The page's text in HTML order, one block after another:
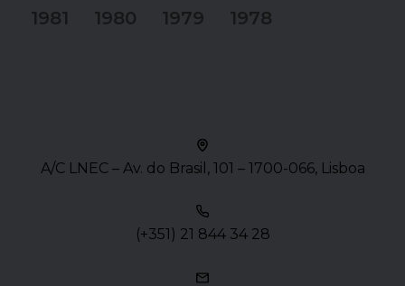
1981
1980 1979 1978
A/C LNEC – Av. do Brasil, 101 – 1700-066, Lisboa
(+351) 21 844 34 28